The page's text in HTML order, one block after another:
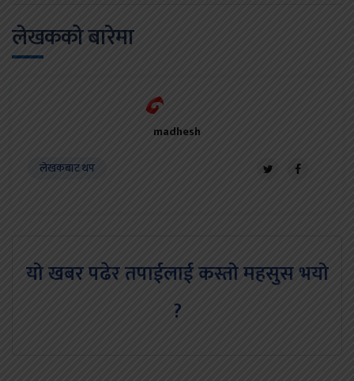
लेखकको बारेमा
madhesh
लेखकबाट थप
यो खबर पढेर तपाईलाई कस्तो महसुस भयो
?